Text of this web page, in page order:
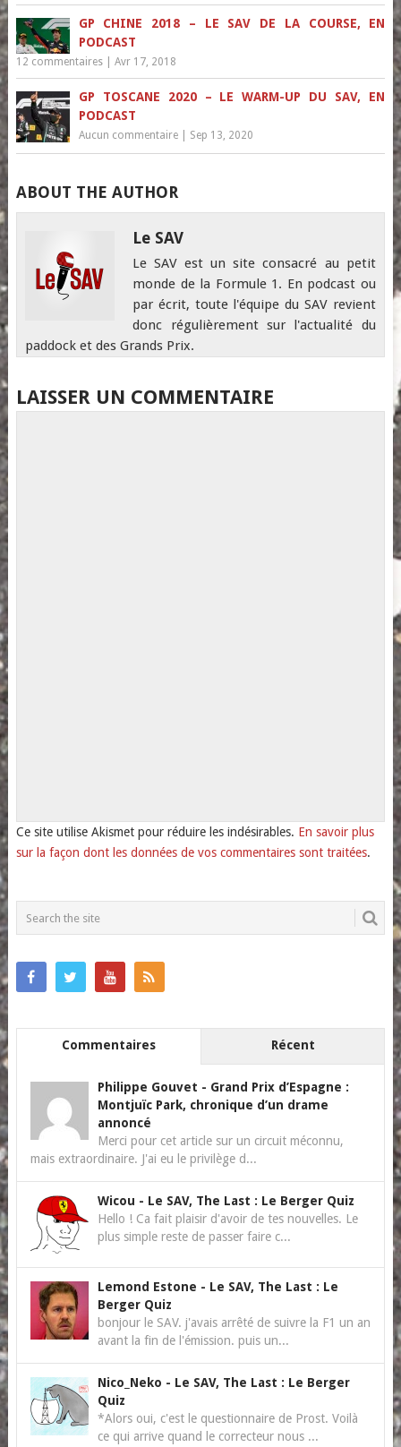
GP CHINE 2018 – LE SAV DE LA COURSE, EN
PODCAST
12 commentaires| Avr 17, 2018
GP TOSCANE 2020 – LE WARM-UP DU SAV, EN
PODCAST
Aucun commentaire| Sep 13, 2020
ABOUT THE AUTHOR
Le SAV
Le SAV est un site consacré au petit
monde de la Formule 1. En podcast ou
par écrit, toute l'équipe du SAV revient
donc régulièrement sur l'actualité du
paddock et des Grands Prix.
LAISSER UN COMMENTAIRE
Ce site utilise Akismet pour réduire les indésirables. En savoir plus
sur la façon dont les données de vos commentaires sont traitées.
Commentaires Récent
Philippe Gouvet - Grand Prix d’Espagne :
Montjuïc Park, chronique d’un drame
annoncé
Merci pour cet article sur un circuit méconnu,
mais extraordinaire. J'ai eu le privilège d...
Wicou - Le SAV, The Last : Le Berger Quiz
Hello ! Ca fait plaisir d'avoir de tes nouvelles. Le
plus simple reste de passer faire c...
Lemond Estone - Le SAV, The Last : Le
Berger Quiz
bonjour le SAV. j'avais arrêté de suivre la F1 un an
avant la fin de l'émission. puis un...
Nico_Neko - Le SAV, The Last : Le Berger
Quiz
*Alors oui, c'est le questionnaire de Prost. Voilà
ce qui arrive quand le correcteur nous ...